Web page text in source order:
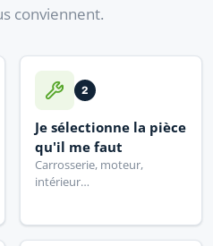
conviennent.
2
Je sélectionne la pièce
qu'il me faut
Carrosserie, moteur,
intérieur…